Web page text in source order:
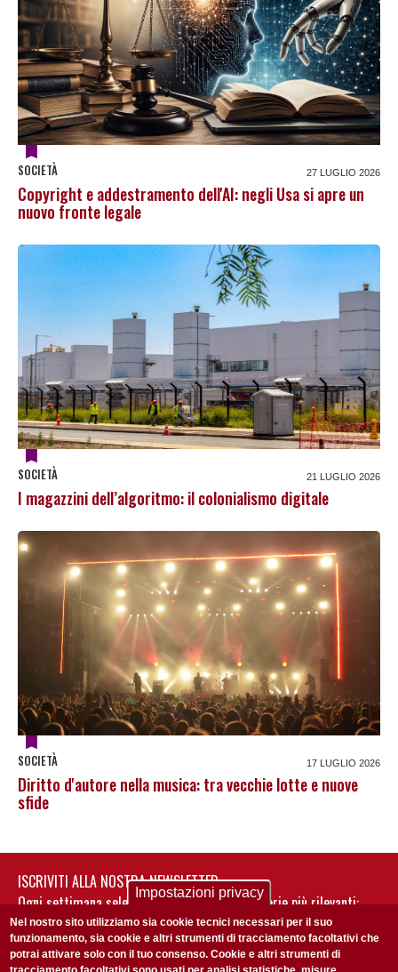
SOCIETÀ 27 LUGLIO 2026
Copyright e addestramento dell'AI: negli Usa si apre un
nuovo fronte legale
SOCIETÀ 21 LUGLIO 2026
I magazzini dell’algoritmo: il colonialismo digitale
SOCIETÀ 17 LUGLIO 2026
Diritto d'autore nella musica: tra vecchie lotte e nuove
sfide
ISCRIVITI ALLA NOSTRA NEWSLETTER
Ogni settimana selezioniamo per te nostre storie più rilevanti:
non perderti gli aggiornamenti della nostra newsletter
Impostazioni privacy
Nel nostro sito utilizziamo sia cookie tecnici necessari per il suo
funzionamento, sia cookie e altri strumenti di tracciamento facoltativi che
potrai attivare solo con il tuo consenso. Cookie e altri strumenti di